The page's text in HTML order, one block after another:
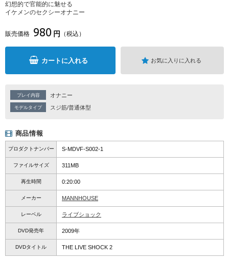
幻想的で官能的に魅せる
イケメンのセクシーオナニー
販売価格 980 円 （税込）
カートに入れる お気に入りに入れる
プレイ内容 オナニー
モデルタイプ スジ筋/普通体型
商品情報
プロダクトナンバー S-MDVF-S002-1
ファイルサイズ 311MB
再生時間 0:20:00
メーカー MANNHOUSE
レーベル ライブショック
DVD発売年 2009年
DVDタイトル THE LIVE SHOCK 2